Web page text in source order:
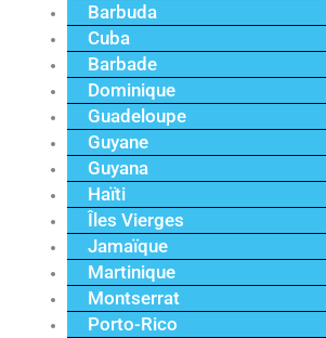
Barbuda
Cuba
Barbade
Dominique
Guadeloupe
Guyane
Guyana
Haïti
Îles Vierges
Jamaïque
Martinique
Montserrat
Porto-Rico